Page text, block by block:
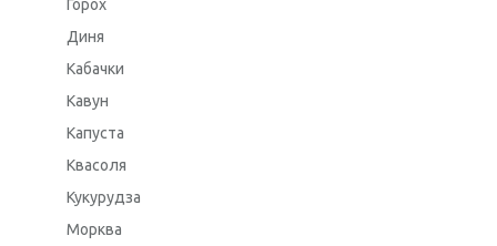
Горох
Диня
Кабачки
Кавун
Капуста
Квасоля
Кукурудза
Морква